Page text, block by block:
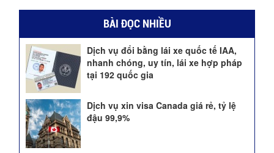
BÀI ĐỌC NHIỀU
Dịch vụ đổi bằng lái xe quốc tế IAA,
nhanh chóng, uy tín, lái xe hợp pháp
tại 192 quốc gia
Dịch vụ xin visa Canada giá rẻ, tỷ lệ
đậu 99,9%